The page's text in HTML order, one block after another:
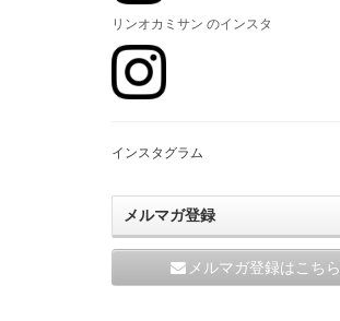
リンオカミサン のインスタ
インスタグラム
メルマガ登録
メルマガ登録はこちら